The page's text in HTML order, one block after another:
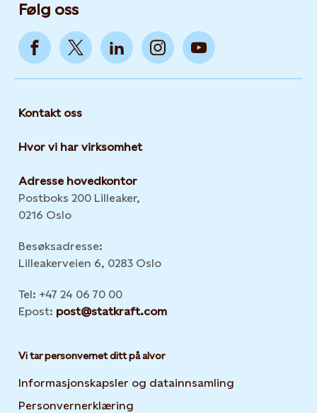
Følg oss
Kontakt oss
Hvor vi har virksomhet
Adresse hovedkontor
Postboks 200 Lilleaker,
0216 Oslo
Besøksadresse:
Lilleakerveien 6, 0283 Oslo
Tel: +47 24 06 70 00
Epost: post@statkraft.com
Vi tar personvernet ditt på alvor
Informasjonskapsler og datainnsamling
Personvernerklæring